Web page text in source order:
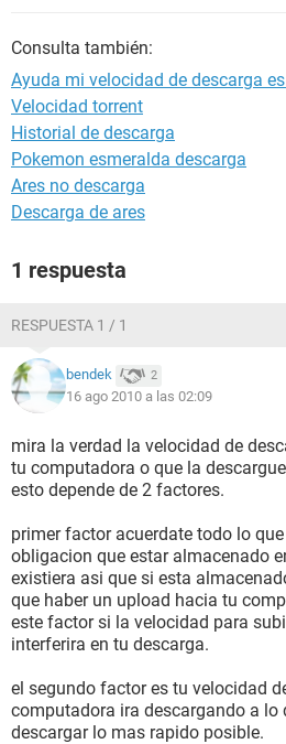
Consulta también:
Ayuda mi velocidad de descarga
Velocidad torrent
Historial de descarga
Pokemon esmeralda descarga
Ares no descarga
Descarga de ares
1 respuesta
RESPUESTA 1 / 1
bendek 2
16 ago 2010 a las 02:09
mira la verdad la velocidad de
tu computadora o que la
esto depende de 2 factores.
primer factor acuerdate todo lo
obligacion que estar almacenado
existiera asi que si esta
que haber un upload hacia tu
este factor si la velocidad para
interferira en tu descarga.
el segundo factor es tu velocidad
computadora ira descargando a lo
descargar lo mas rapido posible.